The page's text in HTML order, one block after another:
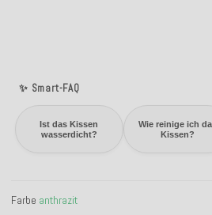
✨ Smart-FAQ
Ist das Kissen
wasserdicht?
Wie reinige ich
Kissen?
Farbe anthrazit